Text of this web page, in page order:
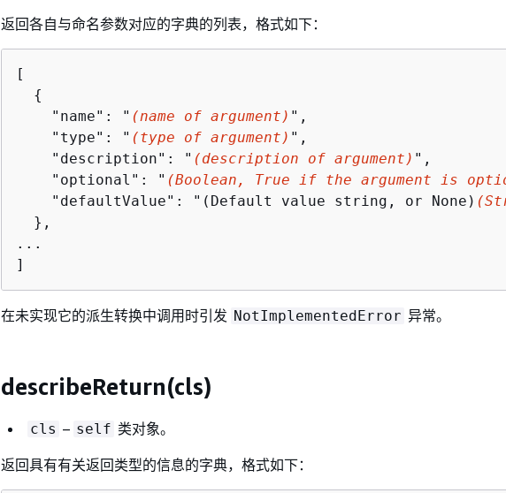
返回各自与命名参数对应的字典的列表，格式如下：
[
{
    "name": "
(name of argument) ",
    "type": "
(type of argument) ",
    "description": "
(description of argument) ",
    "optional": "
(Boolean, True if the argument is
    "defaultValue": "(Default value string, or None)
  },
...
]
在未实现它的派生转换中调用时引发 NotImplementedError 异常。
describeReturn(cls)
cls – self 类对象。
返回具有有关返回类型的信息的字典，格式如下：